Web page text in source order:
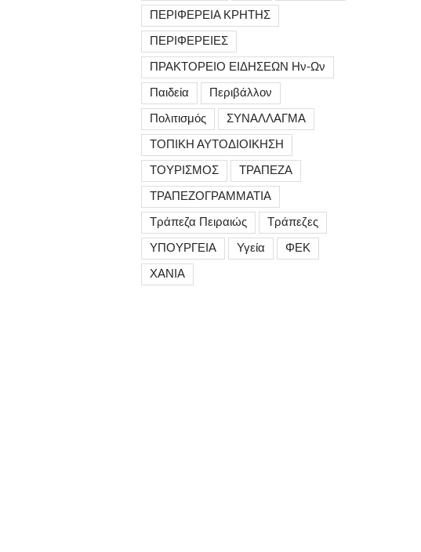
ΠΕΡΙΦΕΡΕΙΑ ΚΡΗΤΗΣ
ΠΕΡΙΦΕΡΕΙΕΣ
ΠΡΑΚΤΟΡΕΙΟ ΕΙΔΗΣΕΩΝ Ην-Ων
Παιδεία
Περιβάλλον
Πολιτισμός
ΣΥΝΑΛΛΑΓΜΑ
ΤΟΠΙΚΗ ΑΥΤΟΔΙΟΙΚΗΣΗ
ΤΟΥΡΙΣΜΟΣ
ΤΡΑΠΕΖΑ
ΤΡΑΠΕΖΟΓΡΑΜΜΑΤΙΑ
Τράπεζα Πειραιώς
Τράπεζες
ΥΠΟΥΡΓΕΙΑ
Υγεία
ΦΕΚ
ΧΑΝΙΑ